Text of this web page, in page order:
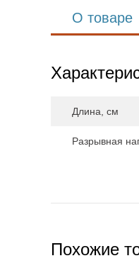
О товаре
Длина, см
Разрывная
Похожие